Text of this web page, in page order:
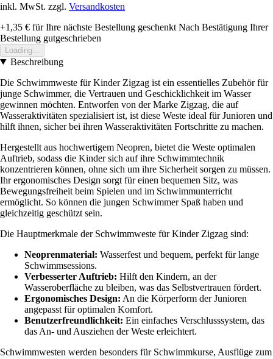
inkl. MwSt. zzgl. Versandkosten
+1,35 € für Ihre nächste Bestellung geschenkt Nach Bestätigung Ihrer
Bestellung gutgeschrieben
Loading...
Beschreibung
Die Schwimmweste für Kinder Zigzag ist ein essentielles Zubehör für
junge Schwimmer, die Vertrauen und Geschicklichkeit im Wasser
gewinnen möchten. Entworfen von der Marke Zigzag, die auf
Wasseraktivitäten spezialisiert ist, ist diese Weste ideal für Junioren und
hilft ihnen, sicher bei ihren Wasseraktivitäten Fortschritte zu machen.
Hergestellt aus hochwertigem Neopren, bietet die Weste optimalen
Auftrieb, sodass die Kinder sich auf ihre Schwimmtechnik
konzentrieren können, ohne sich um ihre Sicherheit sorgen zu müssen.
Ihr ergonomisches Design sorgt für einen bequemen Sitz, was
Bewegungsfreiheit beim Spielen und im Schwimmunterricht
ermöglicht. So können die jungen Schwimmer Spaß haben und
gleichzeitig geschützt sein.
Die Hauptmerkmale der Schwimmweste für Kinder Zigzag sind:
Neoprenmaterial: Wasserfest und bequem, perfekt für lange
Schwimmsessions.
Verbesserter Auftrieb: Hilft den Kindern, an der
Wasseroberfläche zu bleiben, was das Selbstvertrauen fördert.
Ergonomisches Design: An die Körperform der Junioren
angepasst für optimalen Komfort.
Benutzerfreundlichkeit: Ein einfaches Verschlusssystem, das
das An- und Ausziehen der Weste erleichtert.
Schwimmwesten werden besonders für Schwimmkurse, Ausflüge zum